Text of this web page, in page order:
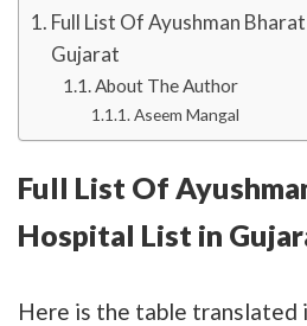
Full List Of Ayushman
Gujarat
About The Author
Aseem Mangal
Full List Of
Hospital List in
Here is the table translated